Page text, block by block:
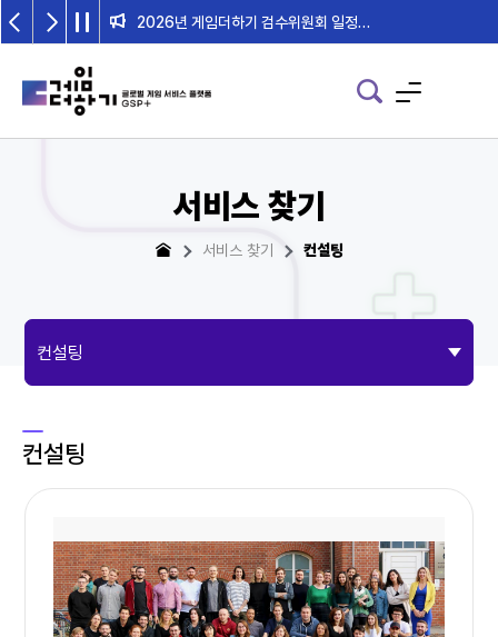
2026년 게임더하기 검수위원회 일정 안내
서비스 찾기
서비스 찾기 컨설팅
컨설팅